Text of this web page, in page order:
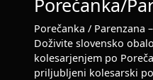
Porečanka/
Porečanka / Parenzana
Doživite slovensko
kolesarjenjem po
priljubljeni kolesarski